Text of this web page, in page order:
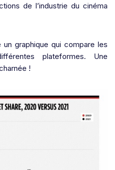
de l’industrie du cinéma
graphique qui compare les
plateformes. Une
!